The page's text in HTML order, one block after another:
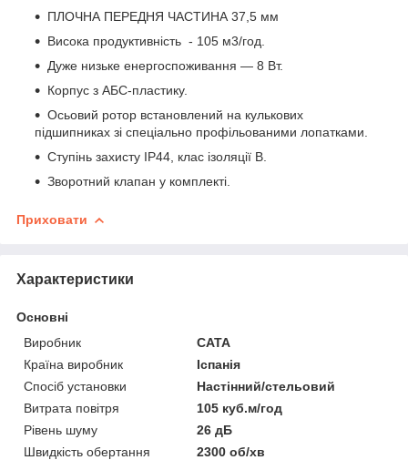
ПЛОЧНА ПЕРЕДНЯ ЧАСТИНА 37,5 мм
Висока продуктивність - 105 м3/год.
Дуже низьке енергоспоживання — 8 Вт.
Корпус з АБС-пластику.
Осьовий ротор встановлений на кулькових
підшипниках зі спеціально профільованими лопатками.
Ступінь захисту IP44, клас ізоляції B.
Зворотний клапан у комплекті.
Приховати
Характеристики
Основні
Виробник
CATA
Країна виробник
Іспанія
Спосіб установки
Настінний/стельовий
Витрата повітря
105 куб.м/год
Рівень шуму
26 дБ
Швидкість обертання
2300 об/хв